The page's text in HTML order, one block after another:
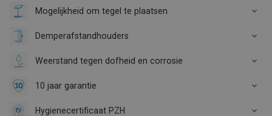
Mogelijkheid om tegel te plaatsen
Demperafstandhouders
Weerstand tegen dofheid en corrosie
10 jaar garantie
Hygienecertificaat PZH